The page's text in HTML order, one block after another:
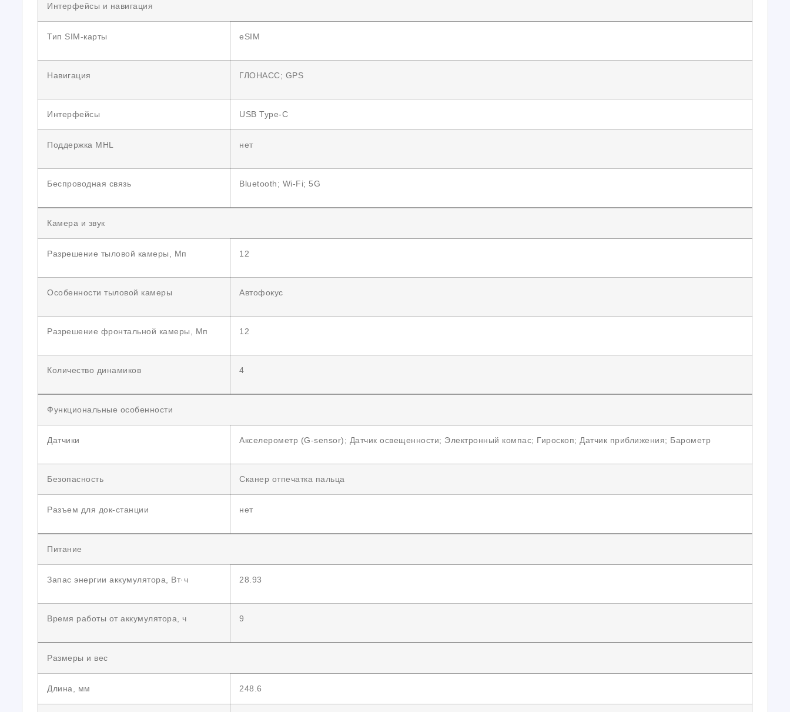
Интерфейсы и навигация
Тип SIM-карты eSIM
Навигация ГЛОНАСС; GPS
Интерфейсы USB Type-C
Поддержка MHL нет
Беспроводная связь Bluetooth; Wi-Fi; 5G
Камера и звук
Разрешение тыловой камеры, Мп 12
Особенности тыловой камеры Автофокус
Разрешение фронтальной камеры, Мп 12
Количество динамиков 4
Функциональные особенности
Датчики Акселерометр (G-sensor); Датчик освещенности; Электронный компас; Гироскоп; Датчик приближения; Барометр
Безопасность Сканер отпечатка пальца
Разъем для док-станции нет
Питание
Запас энергии аккумулятора, Вт·ч 28.93
Время работы от аккумулятора, ч 9
Размеры и вес
Длина, мм 248.6